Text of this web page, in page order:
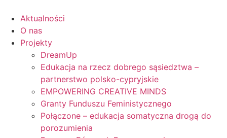
content
Aktualności
O nas
Projekty
DreamUp
Edukacja na rzecz dobrego sąsiedztwa –
partnerstwo polsko-cypryjskie
EMPOWERING CREATIVE MINDS
Granty Funduszu Feministycznego
Połączone – edukacja somatyczna drogą do
porozumienia